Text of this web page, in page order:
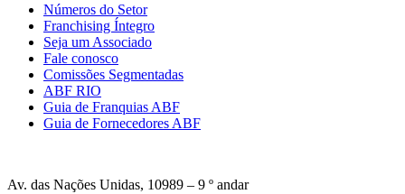
Números do Setor
Franchising Íntegro
Seja um Associado
Fale conosco
Comissões Segmentadas
ABF RIO
Guia de Franquias ABF
Guia de Fornecedores ABF
Av. das Nações Unidas, 10989 – 9 º andar